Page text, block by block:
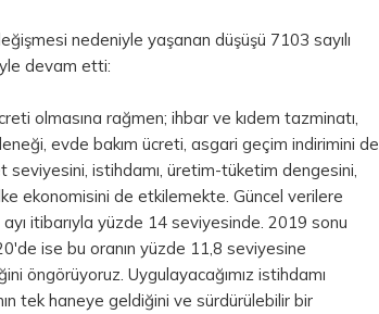
nedeniyle yaşanan düşüşü 7103 sayılı
devam etti:
olmasına rağmen; ihbar ve kıdem tazminatı,
evde bakım ücreti, asgari geçim indirimini de
istihdamı, üretim-tüketim dengesini,
ekonomisini de etkilemekte. Güncel verilere
itibarıyla yüzde 14 seviyesinde. 2019 sonu
ise bu oranın yüzde 11,8 seviyesine
öngörüyoruz. Uygulayacağımız istihdamı
tek haneye geldiğini ve sürdürülebilir bir